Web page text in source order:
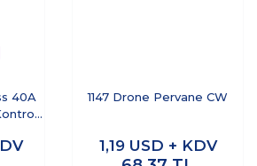
40A
1147 Drone Pervane CW
1,19 USD + KDV